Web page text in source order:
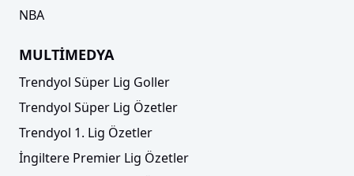
NBA
MULTİMEDYA
Trendyol Süper Lig Goller
Trendyol Süper Lig Özetler
Trendyol 1. Lig Özetler
İngiltere Premier Lig Özetler